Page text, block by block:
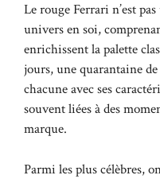
Le rouge Ferrari n’est
univers en soi,
enrichissent la palette
jours, une quarantaine
chacune avec ses
souvent liées à des
marque.
Parmi les plus célèbres,